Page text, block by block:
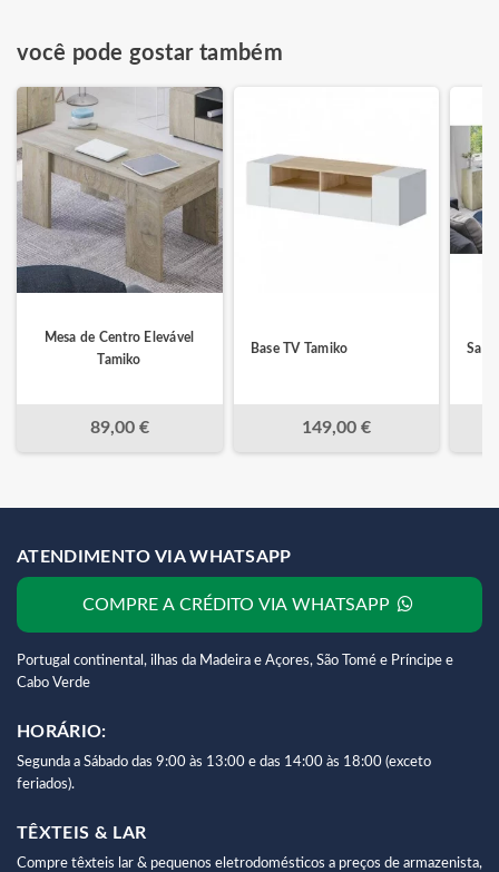
você pode gostar também
Mesa de Centro Elevável
Tamiko
89,00 €
Base TV Tamiko
149,00 €
Sala
ATENDIMENTO VIA WHATSAPP
COMPRE A CRÉDITO VIA WHATSAPP
Portugal continental, ilhas da Madeira e Açores, São Tomé e Príncipe e
Cabo Verde
HORÁRIO:
Segunda a Sábado das 9:00 às 13:00 e das 14:00 às 18:00 (exceto
feriados).
TÊXTEIS & LAR
Compre têxteis lar & pequenos eletrodomésticos a preços de armazenista,